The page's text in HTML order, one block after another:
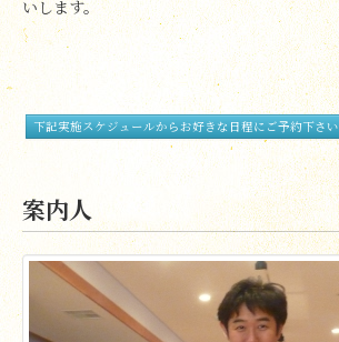
いします。
下記実施スケジュールからお好きな日程にご予約下さい
案内人